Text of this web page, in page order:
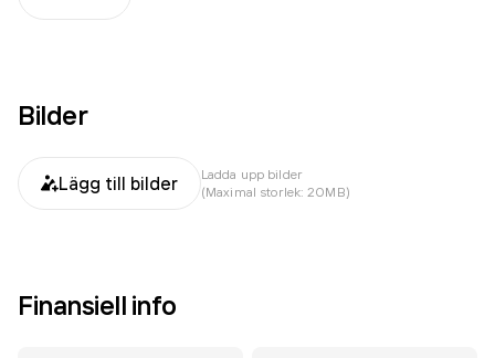
Bilder
Lägg till bilder
Ladda upp bilder
(Maximal storlek: 20MB)
Finansiell info